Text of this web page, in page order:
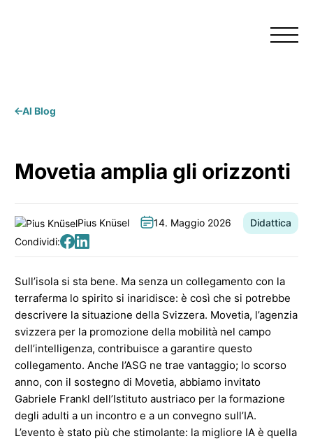
Menu
Al Blog
Movetia amplia gli orizzonti
Autore:
Pius Knüsel
Data:
14. Maggio 2026
Categoria:
Didattica
Condividi:
Condividi
Facebook
Condividi
LinkedIn
Sull’isola si sta bene. Ma senza un collegamento con la
terraferma lo spirito si inaridisce: è così che si potrebbe
descrivere la situazione della Svizzera. Movetia, l’agenzia
svizzera per la promozione della mobilità nel campo
dell’intelligenza, contribuisce a garantire questo
collegamento. Anche l’ASG ne trae vantaggio; lo scorso
anno, con il sostegno di Movetia, abbiamo invitato
Gabriele Frankl dell’Istituto austriaco per la formazione
degli adulti a un incontro e a un convegno sull’IA.
L’evento è stato più che stimolante: la migliore IA è quella